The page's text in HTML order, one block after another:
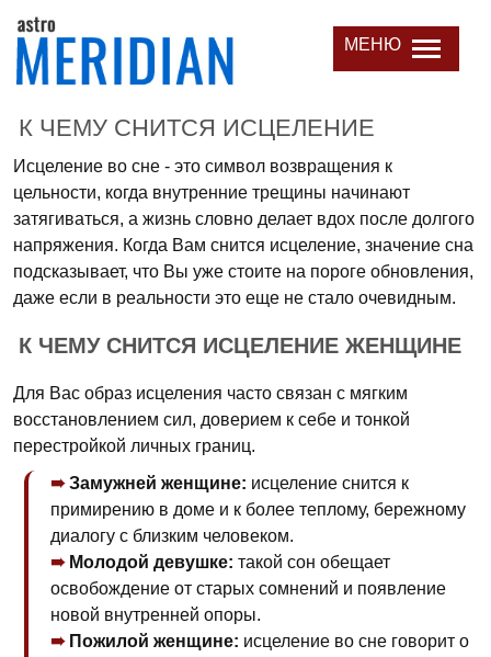
МЕНЮ
К ЧЕМУ СНИТСЯ ИСЦЕЛЕНИЕ
Исцеление во сне - это символ возвращения к
цельности, когда внутренние трещины начинают
затягиваться, а жизнь словно делает вдох после долгого
напряжения. Когда Вам снится исцеление, значение сна
подсказывает, что Вы уже стоите на пороге обновления,
даже если в реальности это еще не стало очевидным.
К ЧЕМУ СНИТСЯ ИСЦЕЛЕНИЕ ЖЕНЩИНЕ
Для Вас образ исцеления часто связан с мягким
восстановлением сил, доверием к себе и тонкой
перестройкой личных границ.
Замужней женщине: исцеление снится к
примирению в доме и к более теплому, бережному
диалогу с близким человеком.
Молодой девушке: такой сон обещает
освобождение от старых сомнений и появление
новой внутренней опоры.
Пожилой женщине: исцеление во сне говорит о